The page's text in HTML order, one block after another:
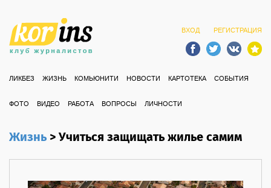
ВХОД РЕГИСТРАЦИЯ
ЛИКБЕЗ ЖИЗНЬ КОМЬЮНИТИ НОВОСТИ КАРТОТЕКА СОБЫТИЯ
ФОТО ВИДЕО РАБОТА ВОПРОСЫ ЛИЧНОСТИ
Жизнь>Учиться защищать жилье самим